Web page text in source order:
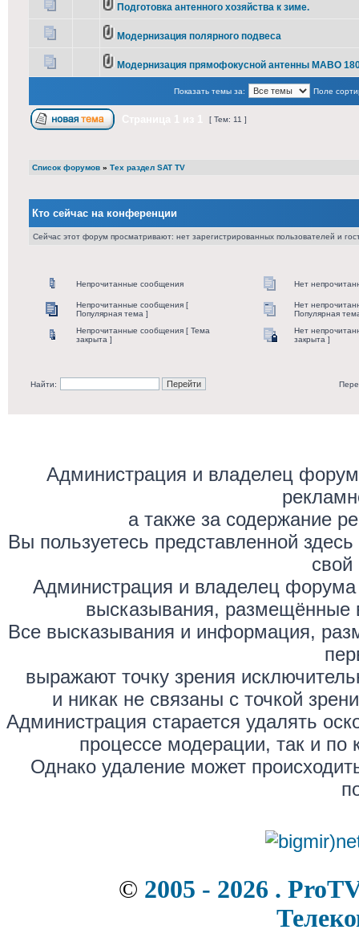
Подготовка антенного хозяйства к зиме.
Модернизация полярного подвеса
Модернизация прямофокусной антенны МАВО
Показать темы за: Поле
[ Тем: 11 ]
Список форумов » Тех раздел SAT TV
Кто сейчас на конференции
Сейчас этот форум просматривают: нет зарегистрированных пользователей и
Непрочитанные сообщения Нет
Непрочитанные сообщения [
Популярная тема ]
Нет
Популярная
Непрочитанные сообщения [ Тема
закрыта ]
Нет
закрыта ]
Найти:
Администрация и владелец
а также за содержание
Вы пользуетесь представленной
свой
Администрация и владелец форума
высказывания, размещённые
Все высказывания и информация,
выражают точку зрения
и никак не связаны с точкой
Администрация старается удалять
процессе модерации, так и по
Однако удаление может
© 2005 - 2026 .